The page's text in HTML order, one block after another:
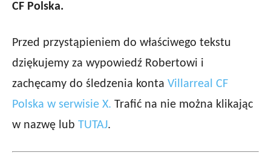
CF Polska.
Przed przystąpieniem do właściwego tekstu
dziękujemy za wypowiedź Robertowi i
zachęcamy do śledzenia konta Villarreal CF
Polska w serwisie X. Trafić na nie można klikając
w nazwę lub TUTAJ.